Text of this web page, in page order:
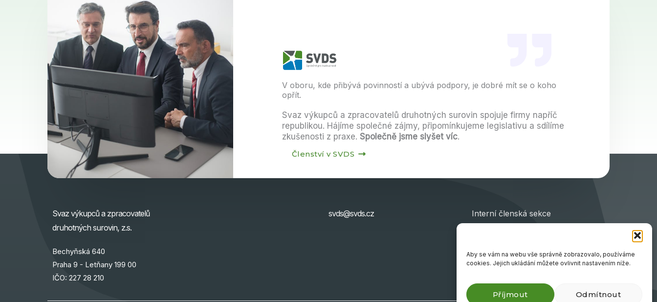
Aby se vám na webu vše správně zobrazovalo, používáme
cookies. Jejich ukládání můžete ovlivnit nastavením níže.
Příjmout Odmítnout
V oboru, kde přibývá povinností a ubývá podpory, je dobré mít se o koho
opřít.
Svaz výkupců a zpracovatelů druhotných surovin spojuje firmy napříč
republikou. Hájíme společné zájmy, připomínkujeme legislativu a sdílíme
zkušenosti z praxe. Společně jsme slyšet víc.
Členství v SVDS
Svaz výkupců a zpracovatelů
druhotných surovin, z.s.
Bechyňská 640
Praha 9 - Letňany 199 00
IČO: 227 28 210
svds@svds.cz
Interní členská sekce
Partneři